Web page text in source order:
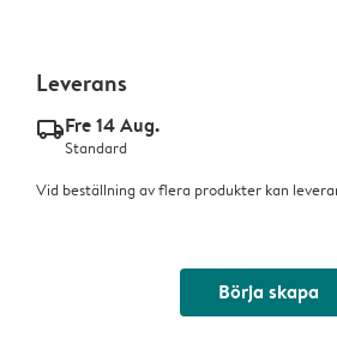
Leverans
delivery_standard_v2Fre 14 Aug.
Standard
Vid beställning av flera produkter kan
Börja skapa